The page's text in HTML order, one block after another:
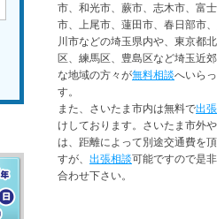
市、和光市、蕨市、志木市、富
市、上尾市、蓮田市、春日部市
川市などの埼玉県内や、東京都
区、練馬区、豊島区など埼玉近
な地域の方々が無料相談へいら
す。
また、さいたま市内は無料で出
けしております。さいたま市外
は、距離によって別途交通費を
すが、 出張相談可能ですので是
合わせ下さい。